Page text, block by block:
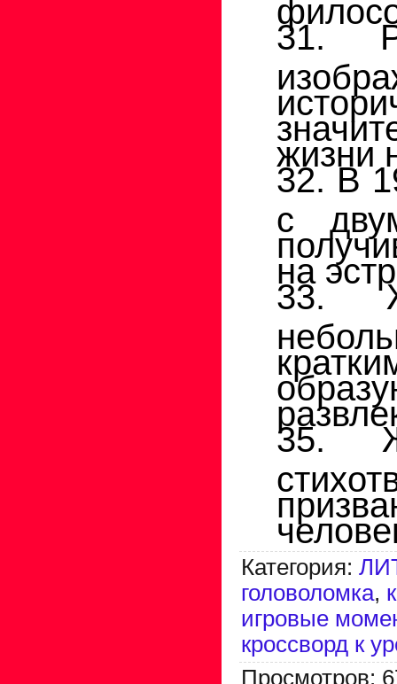
31.
жизни
32. В
с
на
33.
35.
Категория:
головоломка,
игровые
кроссворд к
Просмотров: